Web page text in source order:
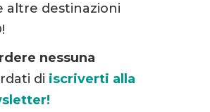
altre destinazioni
nessuna
di iscriverti alla